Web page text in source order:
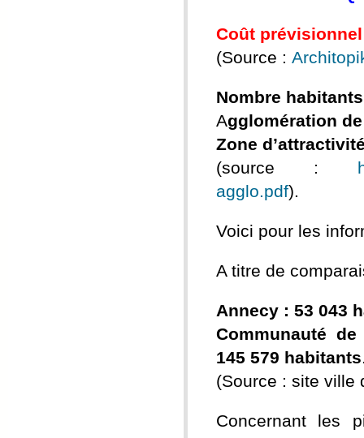
Coût
(Source :
Nombre
Agglomération
Zone
(source :
agglo.pdf).
Voici pour les
A titre de
Annecy : 53 043
Communauté
145 579 habitants
(Source : site ville
Concernant les